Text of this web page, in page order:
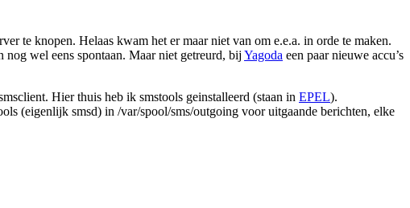
te knopen. Helaas kwam het er maar niet van om e.e.a. in orde te maken.
nog wel eens spontaan. Maar niet getreurd, bij Yagoda een paar nieuwe accu’s
Hier thuis heb ik smstools geinstalleerd (staan in EPEL).
(eigenlijk smsd) in /var/spool/sms/outgoing voor uitgaande berichten, elke